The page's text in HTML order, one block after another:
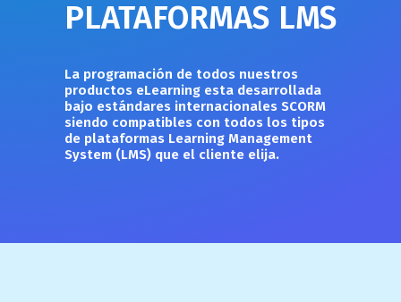
PLATAFORMAS LMS
La programación de todos nuestros
productos eLearning esta desarrollada
bajo estándares internacionales SCORM
siendo compatibles con todos los tipos
de plataformas Learning Management
System (LMS) que el cliente elija.